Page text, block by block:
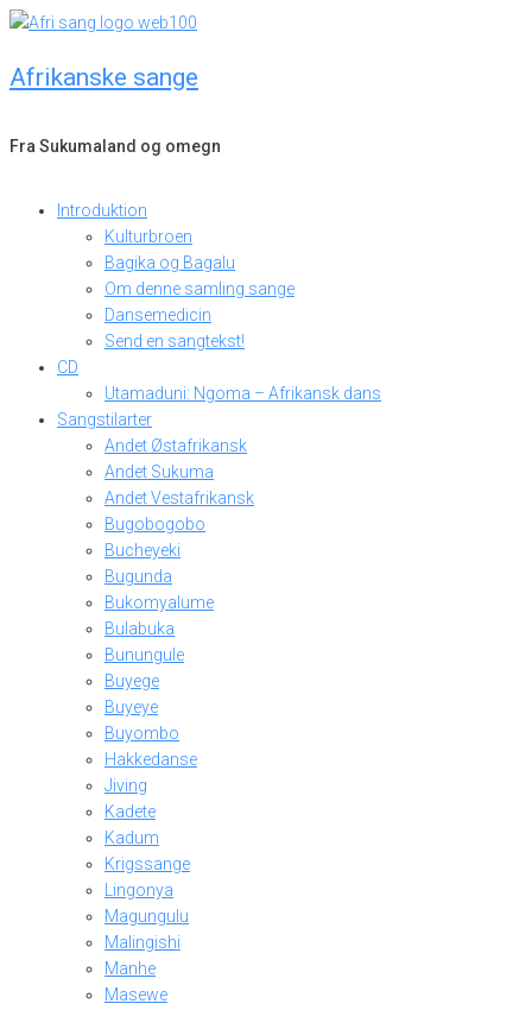
Skip
content
Afrikanske sange
Fra Sukumaland og omegn
Introduktion
Kulturbroen
Bagika og Bagalu
Om denne samling sange
Dansemedicin
Send en sangtekst!
CD
Utamaduni: Ngoma – Afrikansk dans
Sangstilarter
Andet Østafrikansk
Andet Sukuma
Andet Vestafrikansk
Bugobogobo
Bucheyeki
Bugunda
Bukomyalume
Bulabuka
Bunungule
Buyege
Buyeye
Buyombo
Hakkedanse
Jiving
Kadete
Kadum
Krigssange
Lingonya
Magungulu
Malingishi
Manhe
Masewe